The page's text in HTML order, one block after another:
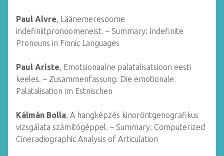
Paul Alvre, Läänemeresoome
indefiniitpronoomeneist. – Summary: Indefinite
Pronouns in Finnic Languages
Paul Ariste, Emotsionaalne palatalisatsioon eesti
keeles. – Zusammenfassung: Die emotionale
Palatalisation im Estnischen
Kálmán Bolla, A hangképzés kinoröntgenografikus
vizsgálata számítógéppel. – Summary: Computerized
Cineradiographic Analysis of Articulation